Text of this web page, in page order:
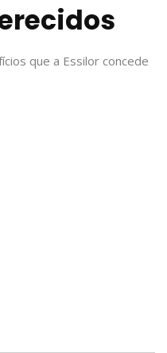
que a Essilor concede